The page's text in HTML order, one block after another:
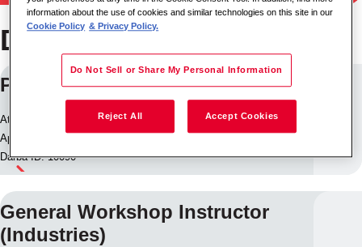
Darbs Wellingborough
Prison Custody Officer
Atrašanās vieta: Wellingborough, Lielbritānijas un Ziemeļīrijas
Apvienotā Karaliste
Darba ID: 10090
General Workshop Instructor
(Industries)
information about the use of cookies and similar technologies on this site in our
Cookie Policy & Privacy Policy.
Do Not Sell or Share My Personal Information
Reject All Accept Cookies